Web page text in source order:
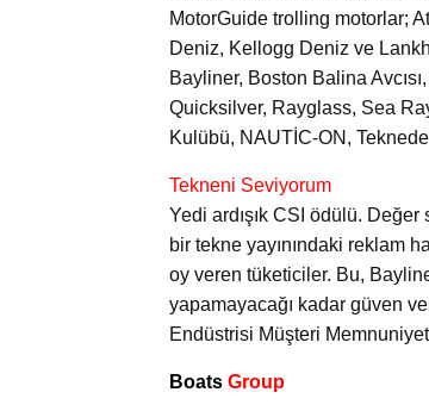
MotorGuide trolling motorlar;
Deniz, Kellogg Deniz ve
Bayliner, Boston Balina
Quicksilver, Rayglass, Sea
Kulübü, NAUTİC-ON,
Tekneni Seviyorum
Yedi ardışık CSI ödülü.
bir tekne yayınındaki reklam
oy veren tüketiciler. Bu,
yapamayacağı kadar güven
Endüstrisi Müşteri
Boats Group